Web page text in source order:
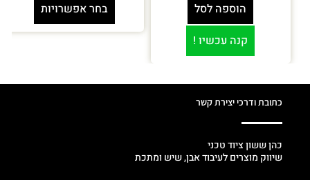
בחר אפשרויות
הוספה לסל
קנה עכשיו !
כתובת ודרכי יצירת קשר
כהן ששון ציוד טכני
שיווק מוצרים לעיבוד אבן, שיש ומתכת